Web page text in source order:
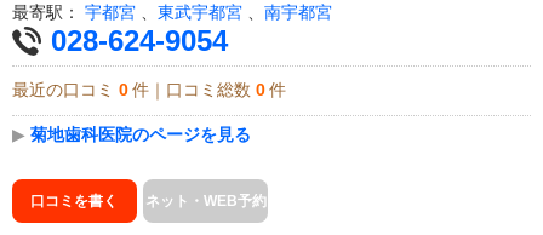
最寄駅： 宇都宮 東武宇都宮 南宇都宮
028-624-9054
最近の口コミ 0 件｜口コミ総数 0 件
▶ 菊地歯科医院のページを見る
口コミを書く ネット・WEB予約